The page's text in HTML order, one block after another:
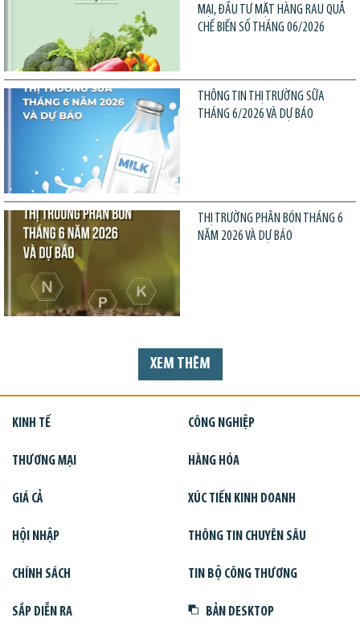
MẠI, ĐẦU TƯ MẶT HÀNG RAU QUẢ
CHẾ BIẾN SỐ THÁNG 06/2026
THÔNG TIN THỊ TRƯỜNG SỮA
THÁNG 6/2026 VÀ DỰ BÁO
THỊ TRƯỜNG PHÂN BÓN THÁNG 6
NĂM 2026 VÀ DỰ BÁO
XEM THÊM
KINH TẾ CÔNG NGHIỆP
THƯƠNG MẠI HÀNG HÓA
GIÁ CẢ XÚC TIẾN KINH DOANH
HỘI NHẬP THÔNG TIN CHUYÊN SÂU
CHÍNH SÁCH TIN BỘ CÔNG THƯƠNG
SẮP DIỄN RA BẢN DESKTOP